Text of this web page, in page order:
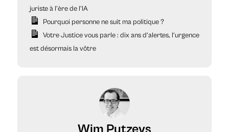
juriste à l’ère de l’IA
Pourquoi personne ne suit ma politique ?
Votre Justice vous parle : dix ans d’alertes, l’urgence
est désormais la vôtre